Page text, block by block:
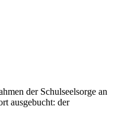
der Schulseelsorge an
ausgebucht: der